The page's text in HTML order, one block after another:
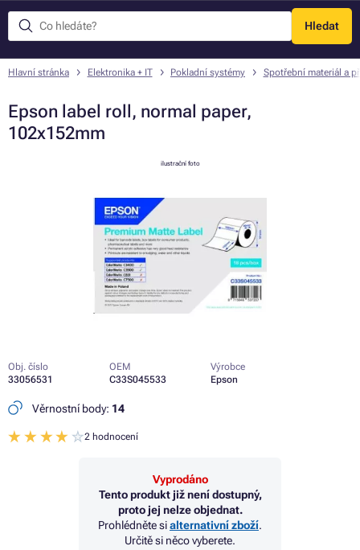
Hledat
Menu
Hlavní stránka Elektronika + IT Pokladní systémy Spotřební materiál a
Epson label roll, normal paper,
102x152mm
ilustrační foto
Obj. číslo
33056531
OEM
C33S045533
Výrobce
Epson
Věrnostní body: 14
2 hodnocení
Vyprodáno
Tento produkt již není dostupný,
proto jej nelze objednat.
Prohlédněte sialternativní zboží.
Určitě si něco vyberete.